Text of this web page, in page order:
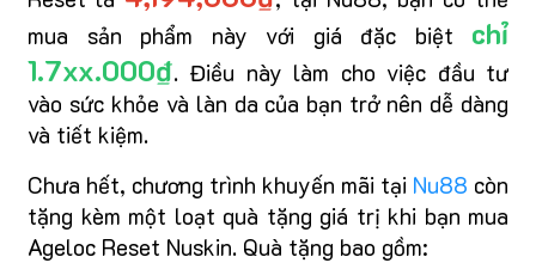
mua sản phẩm này với giá đặc biệt chỉ
1.7xx.000₫. Điều này làm cho việc đầu tư
vào sức khỏe và làn da của bạn trở nên dễ dàng
và tiết kiệm.
Chưa hết, chương trình khuyến mãi tại Nu88 còn
tặng kèm một loạt quà tặng giá trị khi bạn mua
Ageloc Reset Nuskin. Quà tặng bao gồm: